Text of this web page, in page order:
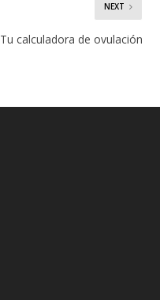
NEXT
Tu calculadora de ovulación